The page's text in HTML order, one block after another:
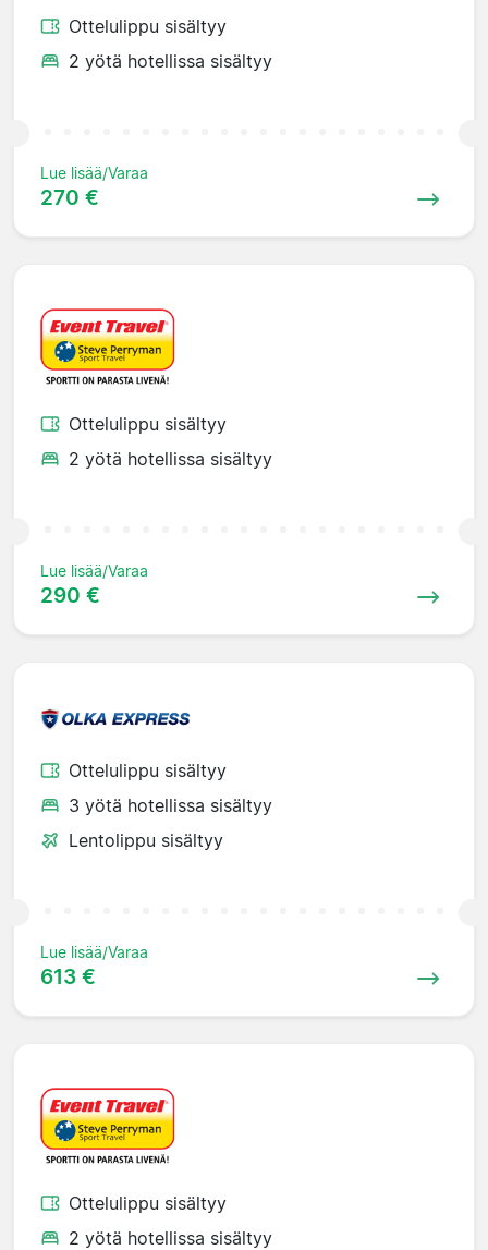
Ottelulippu sisältyy
2 yötä hotellissa sisältyy
Lue lisää/Varaa
270 €
Ottelulippu sisältyy
2 yötä hotellissa sisältyy
Lue lisää/Varaa
290 €
Ottelulippu sisältyy
3 yötä hotellissa sisältyy
Lentolippu sisältyy
Lue lisää/Varaa
613 €
Ottelulippu sisältyy
2 yötä hotellissa sisältyy